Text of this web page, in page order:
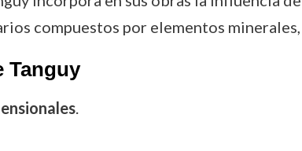
compuestos por elementos
Tanguy
.